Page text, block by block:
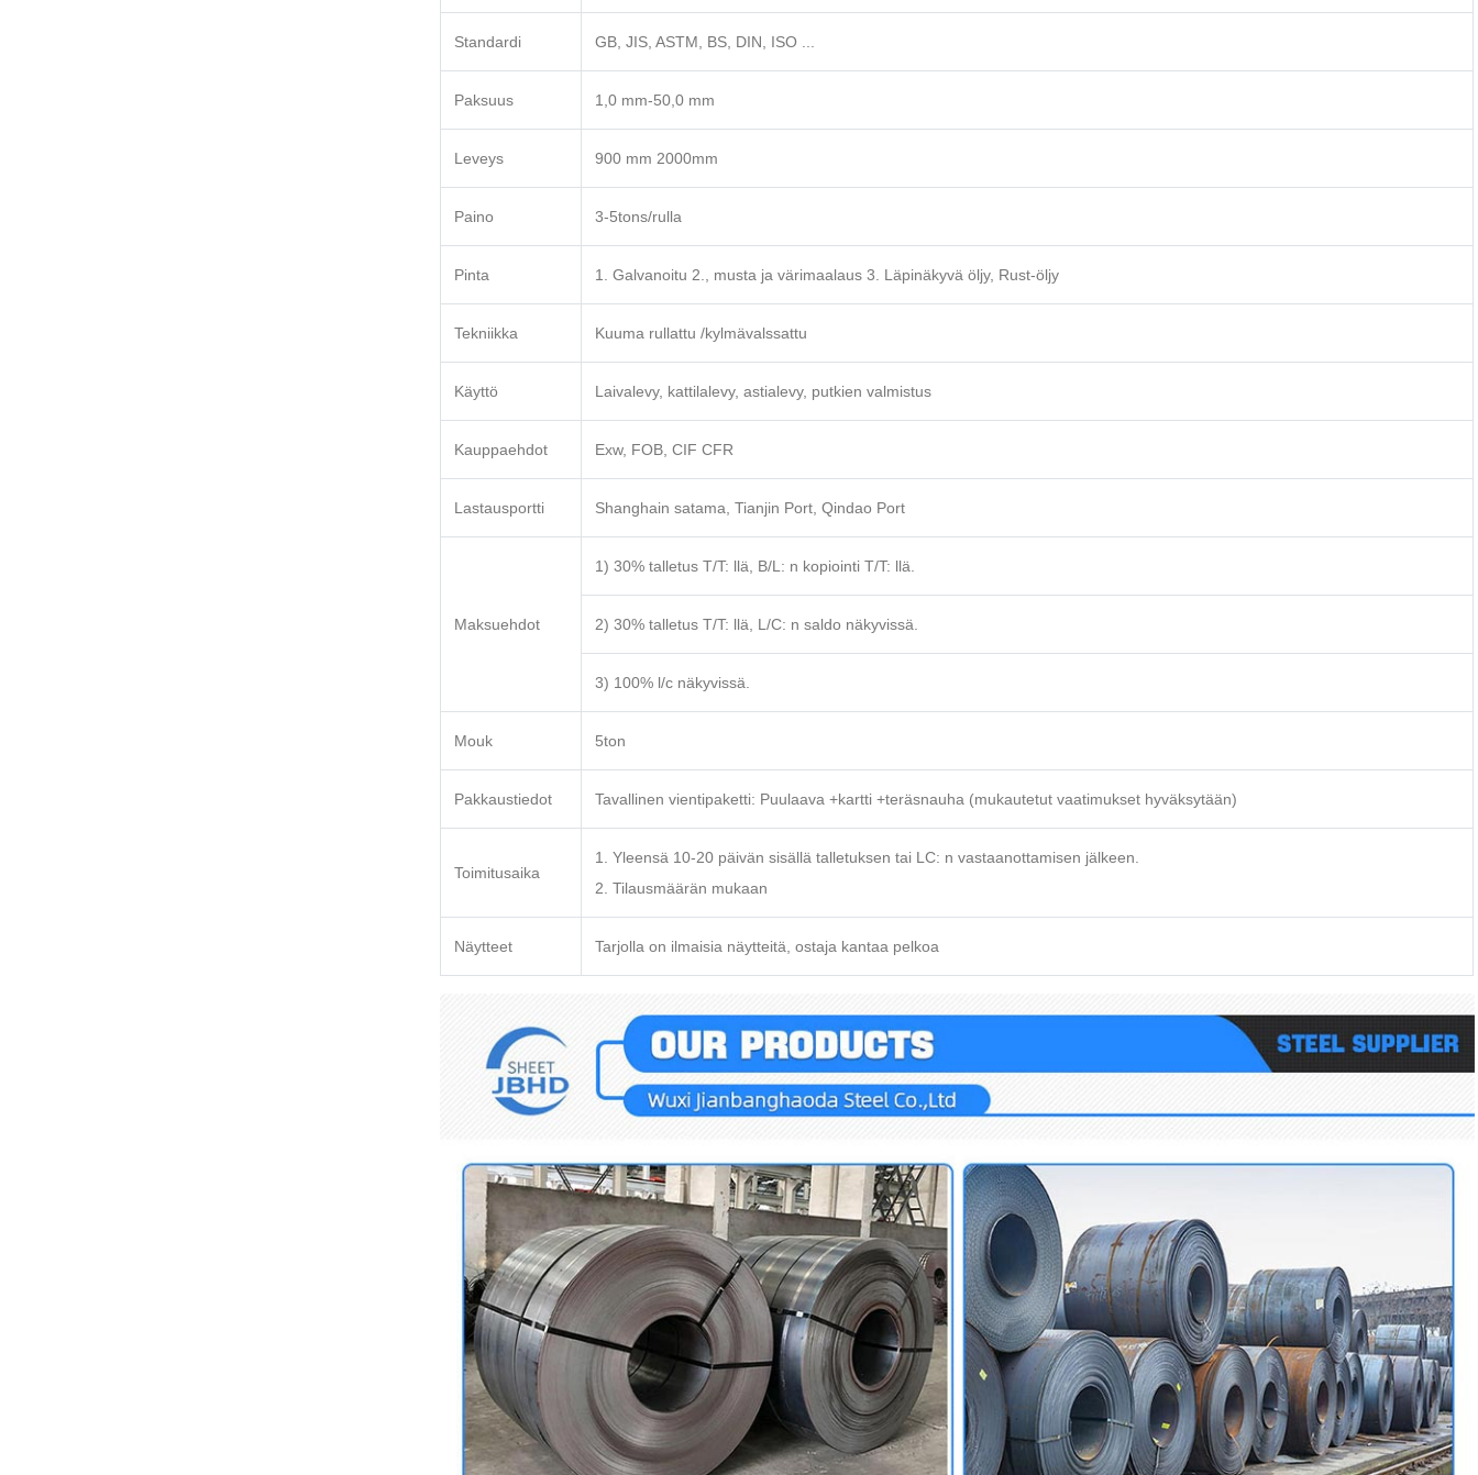
Standardi GB, JIS, ASTM, BS, DIN, ISO ...
Paksuus 1,0 mm-50,0 mm
Leveys 900 mm 2000mm
Paino 3-5tons/rulla
Pinta 1. Galvanoitu 2., musta ja värimaalaus 3. Läpinäkyvä öljy, Rust-öljy
Tekniikka Kuuma rullattu /kylmävalssattu
Käyttö Laivalevy, kattilalevy, astialevy, putkien valmistus
Kauppaehdot Exw, FOB, CIF CFR
Lastausportti Shanghain satama, Tianjin Port, Qindao Port
Maksuehdot
1) 30% talletus T/T: llä, B/L: n kopiointi T/T: llä.
2) 30% talletus T/T: llä, L/C: n saldo näkyvissä.
3) 100% l/c näkyvissä.
Mouk 5ton
Pakkaustiedot Tavallinen vientipaketti: Puulaava +kartti +teräsnauha (mukautetut vaatimukset hyväksytään)
Toimitusaika
1. Yleensä 10-20 päivän sisällä talletuksen tai LC: n vastaanottamisen jälkeen.
2. Tilausmäärän mukaan
Näytteet Tarjolla on ilmaisia näytteitä, ostaja kantaa pelkoa